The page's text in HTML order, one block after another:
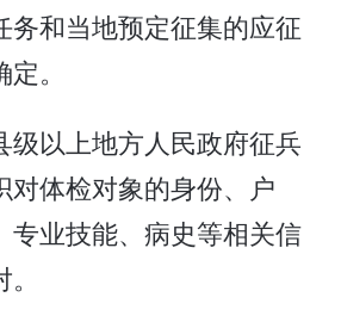
务和当地预定征集的应征
。
级以上地方人民政府征兵
对体检对象的身份、户
专业技能、病史等相关信